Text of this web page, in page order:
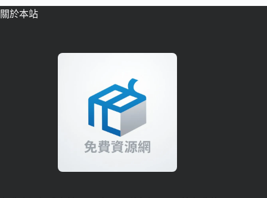
關於本站